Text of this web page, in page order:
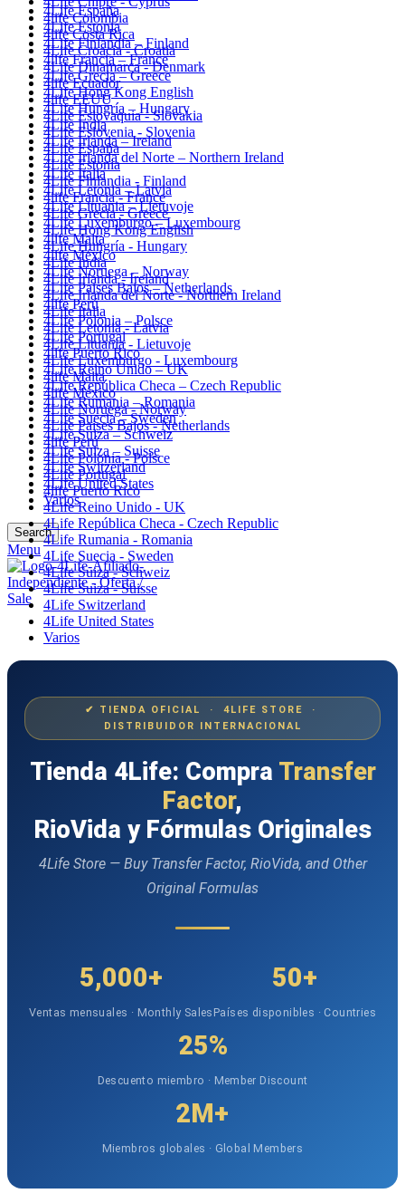
4Life España
4Life Estonia
4Life Finlandia – Finland
4life Francia – France
4Life Grecia – Greece
4Life Hong Kong English
4Life Hungría – Hungary
4Life India
4Life Irlanda – Ireland
4Life Irlanda del Norte – Northern Ireland
4Life Italia
4Life Letonia – Latvia
4Life Lituania – Lietuvoje
4Life Luxemburgo – Luxembourg
4life Malta
4life México
4Life Noruega – Norway
4Life Paises Bajos – Netherlands
4life Perú
4Life Polonia – Polsce
4Life Portugal
4life Puerto Rico
4Life Reino Unido – UK
4Life República Checa – Czech Republic
4Life Rumania – Romania
4Life Suecia – Sweden
4Life Suiza – Schweiz
4Life Suiza – Suisse
4Life Switzerland
4Life United States
Varios
Search
Menu
4life Colombia
4life Costa Rica
4Life Croacia - Croatia
4Life Dinamarca - Denmark
4life Ecuador
4life EEUU
4Life Eslovaquia - Slovakia
4Life Eslovenia - Slovenia
4Life España
4Life Estonia
4Life Finlandia - Finland
4life Francia - France
4Life Grecia - Greece
4Life Hong Kong English
4Life Hungría - Hungary
4Life India
4Life Irlanda - Ireland
4Life Irlanda del Norte - Northern Ireland
4Life Italia
4Life Letonia - Latvia
4Life Lituania - Lietuvoje
4Life Luxemburgo - Luxembourg
4life Malta
4life México
4Life Noruega - Norway
4Life Paises Bajos - Netherlands
4life Perú
4Life Polonia - Polsce
4Life Portugal
4life Puerto Rico
4Life Reino Unido - UK
4Life República Checa - Czech Republic
4Life Rumania - Romania
4Life Suecia - Sweden
4Life Suiza - Schweiz
4Life Suiza - Suisse
4Life Switzerland
4Life United States
Varios
✔ TIENDA OFICIAL · 4LIFE STORE ·
DISTRIBUIDOR INTERNACIONAL
Tienda 4Life: Compra Transfer
Factor,
RioVida y Fórmulas Originales
4Life Store — Buy Transfer Factor, RioVida, and Other
Original Formulas
5,000+
Ventas mensuales · Monthly Sales
50+
Países disponibles · Countries
25%
Descuento miembro · Member Discount
2M+
Miembros globales · Global Members